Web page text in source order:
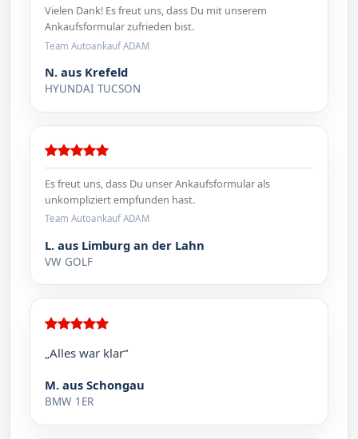
Vielen Dank! Es freut uns, dass Du mit unserem
Ankaufsformular zufrieden bist.
Team Autoankauf ADAM
N. aus Krefeld
HYUNDAI TUCSON
Es freut uns, dass Du unser Ankaufsformular als
unkompliziert empfunden hast.
Team Autoankauf ADAM
L. aus Limburg an der Lahn
VW GOLF
„Alles war klar“
M. aus Schongau
BMW 1ER